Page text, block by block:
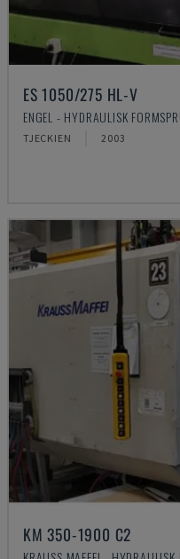
ES 1050/275 HL-V
ENGEL - HYDRAULISK
TJECKIEN 2003
KM 350-1900 C2